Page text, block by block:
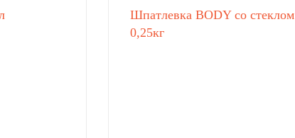
Шпатлевка BODY со стеклом
0,25кг